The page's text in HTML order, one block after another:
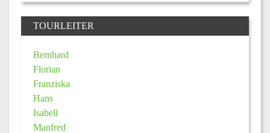
TOURLEITER
Bernhard
Florian
Franziska
Hans
Isabell
Manfred